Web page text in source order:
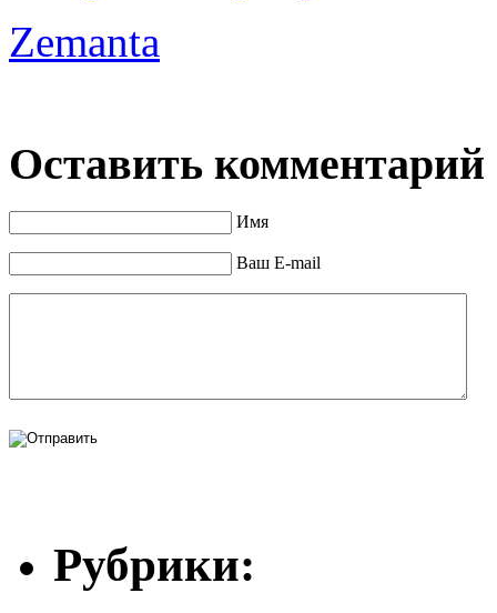
Zemanta
Оставить комментарий
Имя
Ваш E-mail
Рубрики: